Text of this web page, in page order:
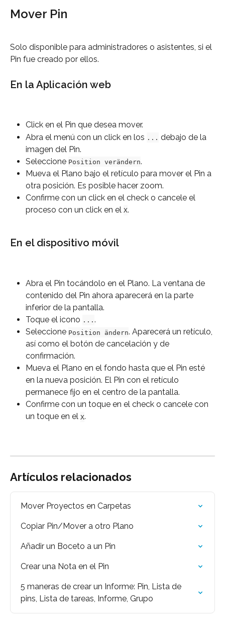
Mover Pin
Solo disponible para administradores o asistentes, si el
Pin fue creado por ellos.
En la Aplicación web
Click en el Pin que desea mover.
Abra el menú con un click en los ... debajo de la
imagen del Pin.
Seleccione Position verändern.
Mueva el Plano bajo el retículo para mover el Pin a
otra posición. Es posible hacer zoom.
Confirme con un click en el check o cancele el
proceso con un click en el X.
En el dispositivo móvil
Abra el Pin tocándolo en el Plano. La ventana de
contenido del Pin ahora aparecerá en la parte
inferior de la pantalla.
Toque el icono ... .
Seleccione Position ändern. Aparecerá un retículo,
así como el botón de cancelación y de
confirmación.
Mueva el Plano en el fondo hasta que el Pin esté
en la nueva posición. El Pin con el retículo
permanece fijo en el centro de la pantalla.
Confirme con un toque en el check o cancele con
un toque en el X.
Artículos relacionados
Mover Proyectos en Carpetas
Copiar Pin/Mover a otro Plano
Añadir un Boceto a un Pin
Crear una Nota en el Pin
5 maneras de crear un Informe: Pin, Lista de
pins, Lista de tareas, Informe, Grupo